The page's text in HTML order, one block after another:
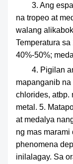
3. Ang
na tropeo at
walang
Temperatura
40%-50%;
4. Pigilan
mapanganib
chlorides, atbp.
metal. 5.
at medalya
ng mas
phenomena
inilalagay. Sa